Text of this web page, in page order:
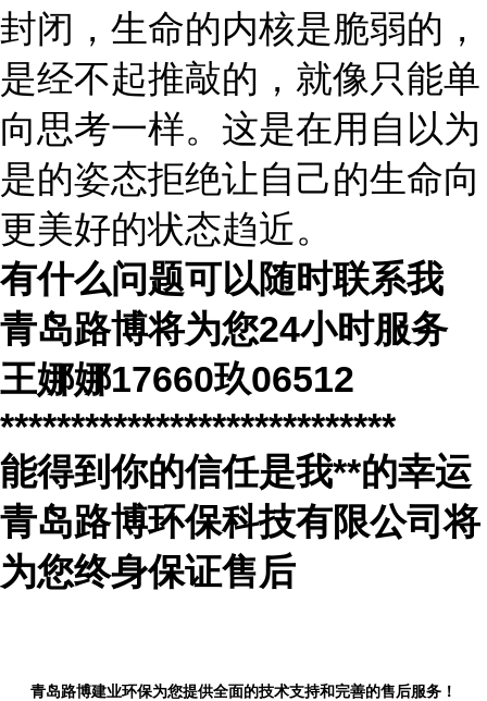
封闭，生命的内核是脆弱的，
是经不起推敲的，就像只能单
向思考一样。这是在用自以为
是的姿态拒绝让自己的生命向
更美好的状态趋近。
有什么问题可以随时联系我
青岛路博将为您24小时服务
王娜娜17660玖06512
****************************
能得到你的信任是我**的幸运
青岛路博环保科技有限公司将
为您终身保证售后
青岛路博建业环保为您提供全面的技术支持和完善的售后服务！